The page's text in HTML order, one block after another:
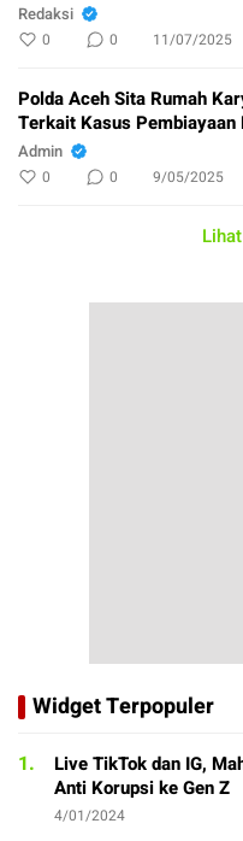
Redaksi
0 0 11/07/2025
Polda Aceh Sita Rumah
Terkait Kasus
Admin
0 0 9/05/2025
Widget Terpopuler
1.
Live TikTok dan IG,
Anti Korupsi ke Gen Z
4/01/2024